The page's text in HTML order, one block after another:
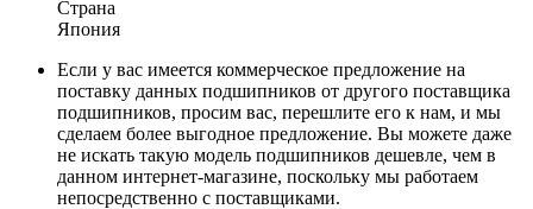
Страна
Япония
Если у вас имеется коммерческое предложение на
поставку данных подшипников от другого поставщика
подшипников, просим вас, перешлите его к нам, и мы
сделаем более выгодное предложение. Вы можете даже
не искать такую модель подшипников дешевле, чем в
данном интернет-магазине, поскольку мы работаем
непосредственно с поставщиками.